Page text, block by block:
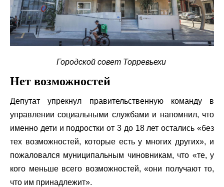
Городской совет Торревьехи
Нет возможностей
Депутат упрекнул правительственную команду в
управлении социальными службами и напомнил, что
именно дети и подростки от 3 до 18 лет остались «без
тех возможностей, которые есть у многих других», и
пожаловался муниципальным чиновникам, что «те, у
кого меньше всего возможностей, «они получают то,
что им принадлежит».